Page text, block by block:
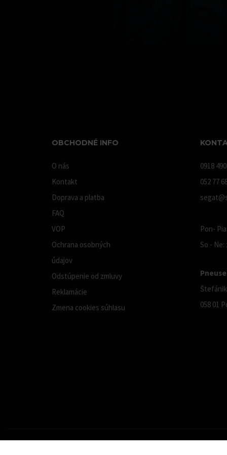
OBCHODNÉ INFO
O nás
Kontakt
Doprava a platba
FAQ
VOP
Ochrana osobných
údajov
Odstúpenie od zmluvy
Reklamácie
Zmena cookies súhlasu
0918
052 77
Pon-
So -
058 01